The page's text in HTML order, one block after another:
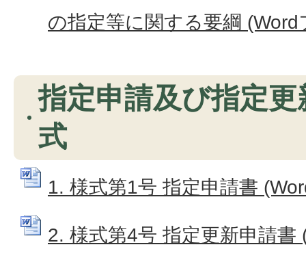
の指定等に関する要綱
指定申請及び指定
式
1. 様式第1号 指定申請書
2. 様式第4号 指定更新申請書